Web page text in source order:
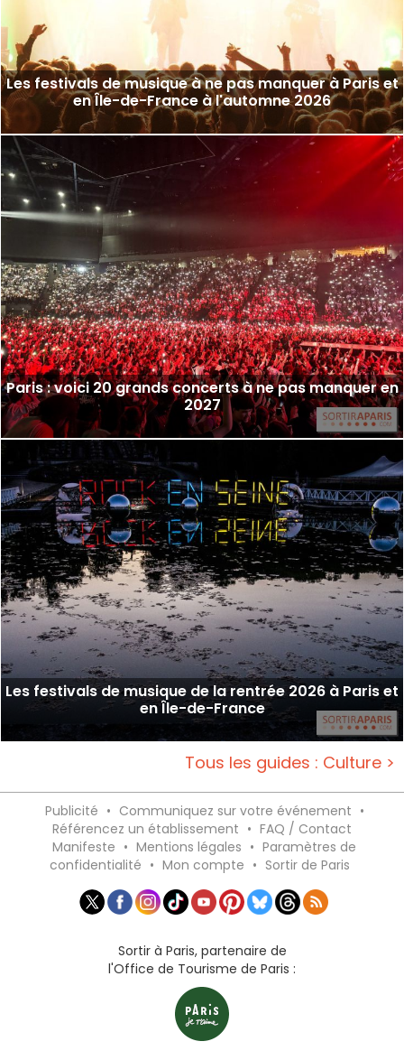
Les festivals de musique à ne pas manquer à Paris et
en Île-de-France à l'automne 2026
Paris : voici 20 grands concerts à ne pas manquer en
2027
Les festivals de musique de la rentrée 2026 à Paris et
en Île-de-France
Tous les guides : Culture >
Publicité • Communiquez sur votre événement •
Référencez un établissement • FAQ / Contact
Manifeste • Mentions légales • Paramètres de
confidentialité • Mon compte • Sortir de Paris
Sortir à Paris, partenaire de
l'Office de Tourisme de Paris :